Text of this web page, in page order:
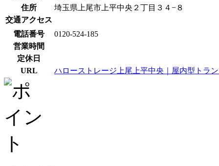
住所
埼玉県上尾市上平中央２丁目３４−８
交通アクセス
電話番号
0120-524-185
営業時間
定休日
URL
ハローストレージ上尾上平中央｜屋内型トラ